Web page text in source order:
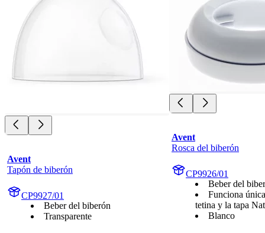
Avent
Tapón de biberón
CP9927/01
Beber del biberón
Transparente
Avent
Rosca del biberón
CP9926/01
Beber del
Funciona
tetina y la tapa
Blanco